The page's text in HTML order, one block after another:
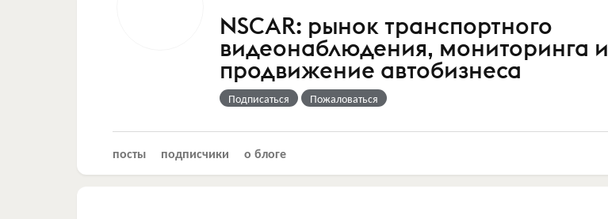
NSCAR: рынок транспортного
видеонаблюдения, мониторинга и
продвижение автобизнеса
Подписаться Пожаловаться
посты подписчики о блоге